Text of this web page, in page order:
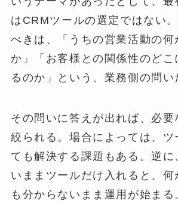
はCRMツールの選定ではない
べきは、「うちの営業活動の何
か」「お客様との関係性のどこ
るのか」という、業務側の問い
その問いに答えが出れば、必要
絞られる。場合によっては、ツ
ても解決する課題もある。逆に
いままツールだけ入れると、
も分からないまま運用が始まる